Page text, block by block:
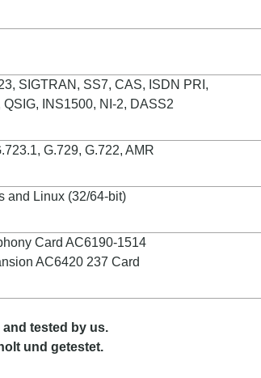
SIGTRAN, SS7, CAS, ISDN PRI,
QSIG, INS1500, NI-2, DASS2
G.729, G.722, AMR
and Linux (32/64-bit)
Card AC6190-1514
AC6420 237 Card
tested by us.
und getestet.